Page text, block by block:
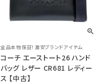
全品本物保証！激安ブランドアイテム
コーチ エーストート26 ハンド
バッグ レザー CR681 レディー
ス 【中古】